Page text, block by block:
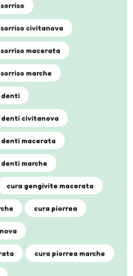
civitanova
macerata
marche
denti
denti civitanova
macerata
marche
cura gengivite macerata
cura piorrea
cura piorrea marche